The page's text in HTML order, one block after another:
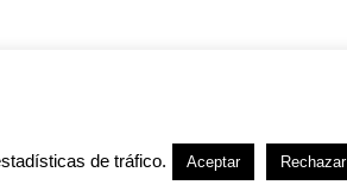
de tráfico. Aceptar Rechazar